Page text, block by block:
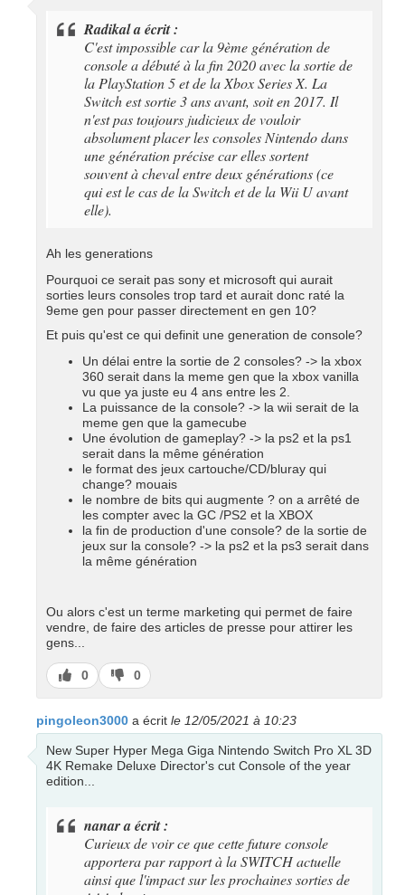
Radikal a écrit :
C'est impossible car la 9ème génération de
console a débuté à la fin 2020 avec la sortie de
la PlayStation 5 et de la Xbox Series X. La
Switch est sortie 3 ans avant, soit en 2017. Il
n'est pas toujours judicieux de vouloir
absolument placer les consoles Nintendo dans
une génération précise car elles sortent
souvent à cheval entre deux générations (ce
qui est le cas de la Switch et de la Wii U avant
elle).
Ah les generations
Pourquoi ce serait pas sony et microsoft qui aurait
sorties leurs consoles trop tard et aurait donc raté la
9eme gen pour passer directement en gen 10?
Et puis qu'est ce qui definit une generation de console?
Un délai entre la sortie de 2 consoles? -> la xbox
360 serait dans la meme gen que la xbox vanilla
vu que ya juste eu 4 ans entre les 2.
La puissance de la console? -> la wii serait de la
meme gen que la gamecube
Une évolution de gameplay? -> la ps2 et la ps1
serait dans la même génération
le format des jeux cartouche/CD/bluray qui
change? mouais
le nombre de bits qui augmente ? on a arrêté de
les compter avec la GC /PS2 et la XBOX
la fin de production d'une console? de la sortie de
jeux sur la console? -> la ps2 et la ps3 serait dans
la même génération
Ou alors c'est un terme marketing qui permet de faire
vendre, de faire des articles de presse pour attirer les
gens...
J’aime
0
J’aime
pas
0
pingoleon3000 a écrit le 12/05/2021 à 10:23
New Super Hyper Mega Giga Nintendo Switch Pro XL 3D
4K Remake Deluxe Director's cut Console of the year
edition...
nanar a écrit :
Curieux de voir ce que cette future console
apportera par rapport à la SWITCH actuelle
ainsi que l'impact sur les prochaines sorties de